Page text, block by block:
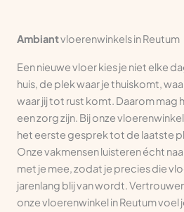
Ambiantvloerenwinkels in Reutum
Een nieuwe vloer kies je niet elke
huis, de plek waar je thuiskomt,
waar jij tot rust komt. Daarom mag
een zorg zijn. Bij onze
het eerste gesprek tot de laatste
Onze vakmensen luisteren écht
met je mee, zodat je precies die
jarenlang blij van wordt.
onze vloerenwinkel in Reutum voel